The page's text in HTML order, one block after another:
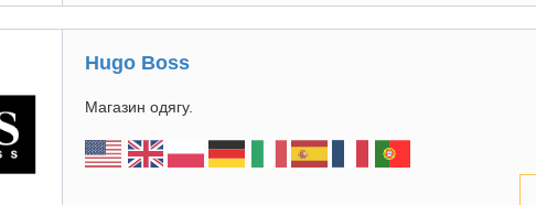
Hugo Boss
Магазин одягу.